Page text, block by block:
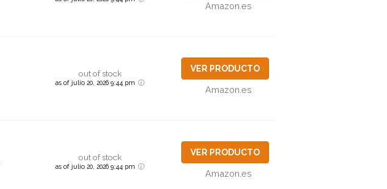
Amazon.es
out of stock
as of julio 20, 2026 9:44 pm
VER PRODUCTO
Amazon.es
out of stock
as of julio 20, 2026 9:44 pm
VER PRODUCTO
Amazon.es